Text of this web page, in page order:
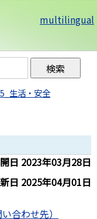
multilingual
生活・安全
日 2023年03月28日
日 2025年04月01日
合わせ先）